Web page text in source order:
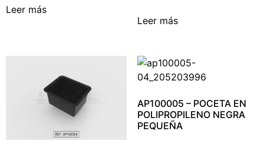
Leer más
Leer más
AP100005 – POCETA EN
POLIPROPILENO NEGRA
PEQUEÑA